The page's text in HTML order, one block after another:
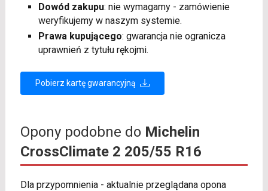
Dowód zakupu: nie wymagamy - zamówienie
weryfikujemy w naszym systemie.
Prawa kupującego: gwarancja nie ogranicza
uprawnień z tytułu rękojmi.
Pobierz kartę gwarancyjną
Opony podobne do Michelin
CrossClimate 2 205/55 R16
Dla przypomnienia - aktualnie przeglądana opona